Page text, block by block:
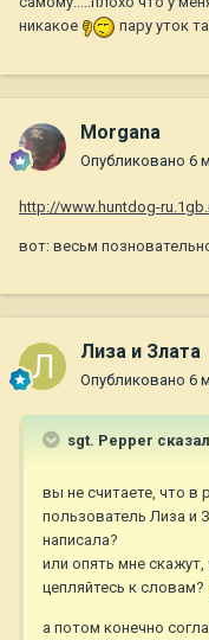
никакое
пару уток
Morgana
Опубликовано 6
http://www.huntdog-
вот: весьм
Лиза и Злата
Опубликовано 6
sgt. Pepper
вы не считаете, что в
пользователь Лиза и
написала?
или опять мне
цепляйтесь к словам?
а потом конечно